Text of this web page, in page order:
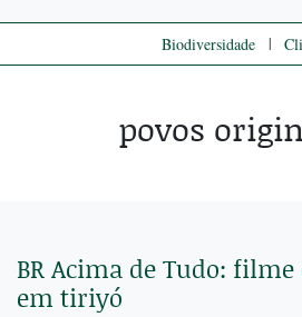
Biodiversidade |
povos
BR Acima de Tudo:
em tiriyó